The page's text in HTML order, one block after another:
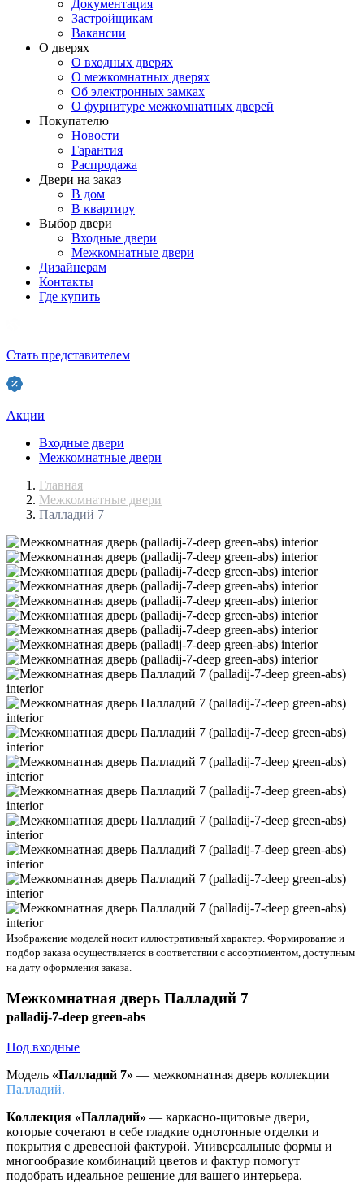
Документация
Застройщикам
Вакансии
О дверях
О входных дверях
О межкомнатных дверях
Об электронных замках
О фурнитуре межкомнатных дверей
Покупателю
Новости
Гарантия
Распродажа
Двери на заказ
В дом
В квартиру
Выбор двери
Входные двери
Межкомнатные двери
Дизайнерам
Контакты
Где купить
Стать представителем
Акции
Входные двери
Межкомнатные двери
Главная
Межкомнатные двери
Палладий 7
Изображение моделей носит иллюстративный характер. Формирование и
подбор заказа осуществляется в соответствии с ассортиментом, доступным
на дату оформления заказа.
Межкомнатная дверь Палладий 7
palladij-7-deep green-abs
Под входные
Модель «Палладий 7» — межкомнатная дверь коллекции
Палладий.
Коллекция «Палладий» — каркасно-щитовые двери,
которые сочетают в себе гладкие однотонные отделки и
покрытия с древесной фактурой. Универсальные формы и
многообразие комбинаций цветов и фактур помогут
подобрать идеальное решение для вашего интерьера.